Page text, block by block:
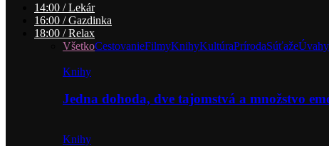
14:00 / Lekár
16:00 / Gazdinka
18:00 / Relax
VšetkoCestovanieFilmyKnihyKultúraPrírodaSúťažeÚvahy
Knihy
Jedna dohoda, dve tajomstvá a množstvo
Knihy